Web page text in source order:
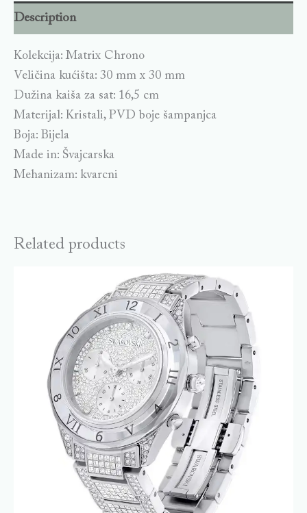
Description
Kolekcija: Matrix Chrono
Veličina kućišta: 30 mm x 30 mm
Dužina kaiša za sat: 16,5 cm
Materijal: Kristali, PVD boje šampanjca
Boja: Bijela
Made in: Švajcarska
Mehanizam: kvarcni
Related products